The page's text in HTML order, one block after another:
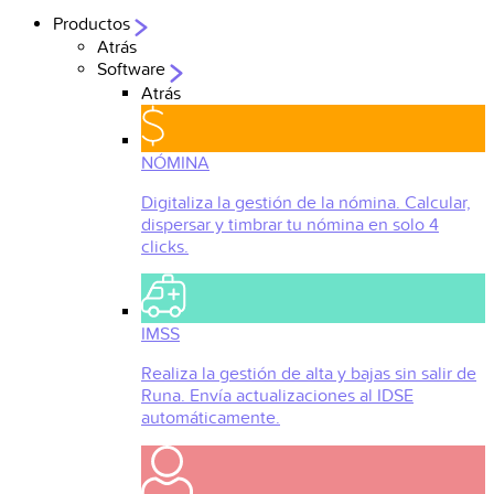
Productos
Atrás
Software
Atrás
NÓMINA
Digitaliza la gestión de la nómina. Calcular,
dispersar y timbrar tu nómina en solo 4
clicks.
IMSS
Realiza la gestión de alta y bajas sin salir de
Runa. Envía actualizaciones al IDSE
automáticamente.